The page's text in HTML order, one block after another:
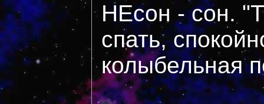
НЕсон - сон.
спать,
колыбельная